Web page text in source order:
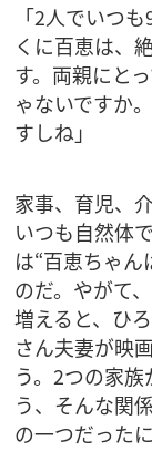
「2人でいつ
くに百恵は、
す。両親にと
ゃないですか
すしね」
家事、育児、
いつも自然体
は“百恵ちゃ
のだ。やがて
増えると、ひ
さん夫妻が映
う。2つの家
う、そんな関
の一つだった